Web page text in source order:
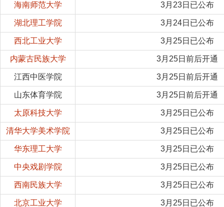
海南师范大学 3月23日已公布
湖北理工学院 3月24日已公布
西北工业大学 3月25日已公布
内蒙古民族大学 3月25日前后开通
江西中医学院 3月25日前后开通
山东体育学院 3月25日前后开通
太原科技大学 3月25日已公布
清华大学美术学院 3月25日已公布
华东理工大学 3月25日已公布
中央戏剧学院 3月25日已公布
西南民族大学 3月25日已公布
北京工业大学 3月25日已公布